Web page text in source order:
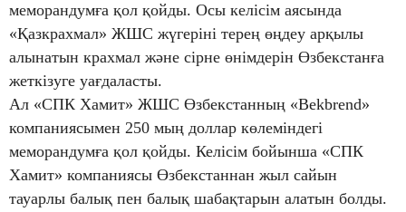
меморандумға қол қойды. Осы келісім аясында
«Қазкрахмал» ЖШС жүгеріні терең өңдеу арқылы
алынатын крахмал және сірне өнімдерін Өзбекстанға
жеткізуге уағдаласты.
Ал «СПК Хамит» ЖШС Өзбекстанның «Bekbrend»
компаниясымен 250 мың доллар көлеміндегі
меморандумға қол қойды. Келісім бойынша «СПК
Хамит» компаниясы Өзбекстаннан жыл сайын
тауарлы балық пен балық шабақтарын алатын болды.